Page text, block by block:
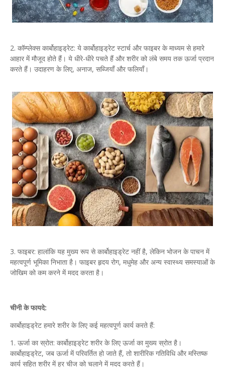
2. कॉम्प्लेक्स कार्बोहाइड्रेट: ये कार्बोहाइड्रेट स्टार्च और फाइबर के माध्यम से हमारे
आहार में मौजूद होते हैं। ये धीरे-धीरे पचते हैं और शरीर को लंबे समय तक ऊर्जा प्रदान
करते हैं। उदाहरण के लिए, अनाज, सब्जियाँ और फलियाँ।
3. फाइबर: हालांकि यह मुख्य रूप से कार्बोहाइड्रेट नहीं है, लेकिन भोजन के पाचन में
महत्वपूर्ण भूमिका निभाता है। फाइबर हृदय रोग, मधुमेह और अन्य स्वास्थ्य समस्याओं के
जोखिम को कम करने में मदद करता है।
चीनी के फायदे:
कार्बोहाइड्रेट हमारे शरीर के लिए कई महत्वपूर्ण कार्य करते हैं:
1. ऊर्जा का स्रोत: कार्बोहाइड्रेट शरीर के लिए ऊर्जा का मुख्य स्रोत है।
कार्बोहाइड्रेट, जब ऊर्जा में परिवर्तित हो जाते हैं, तो शारीरिक गतिविधि और मस्तिष्क
कार्य सहित शरीर में हर चीज को चलाने में मदद करते हैं।